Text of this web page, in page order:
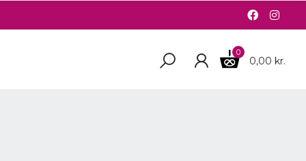
0
0,00 kr.